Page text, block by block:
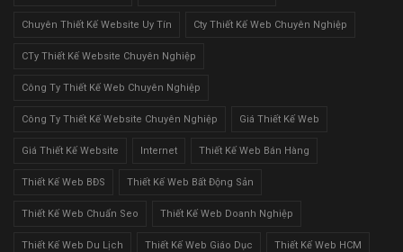
Chuyên Thiết Kế Website Uy Tín Cty Thiết Kế Web Chuyên Nghiệp
CTy Thiết Kế Website Chuyên Nghiệp
Công Ty Thiết Kế Web Chuyên Nghiệp
Công Ty Thiết Kế Website Chuyên Nghiệp Giá Thiết Kế Web
Giá Thiết Kế Website Internet Thiết Kế Web Bán Hàng
Thiết Kế Web BĐS Thiết Kế Web Bất Động Sản
Thiết Kế Web Chuẩn Seo Thiết Kế Web Doanh Nghiệp
Thiết Kế Web Du Lịch Thiết Kế Web Giáo Dục Thiết Kế Web HCM